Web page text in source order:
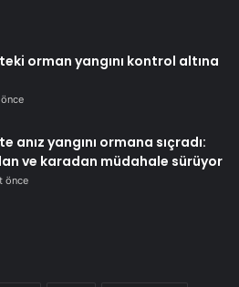
orman yangını kontrol altına
anız yangını ormana sıçradı:
ve karadan müdahale sürüyor
önce